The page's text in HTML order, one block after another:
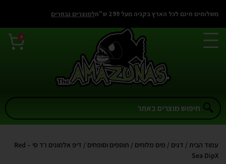
משלוחים חינם לכל הארץ בקניה מעל 299 ש"ח למוצרים נבחרים
0
עמוד הבית / דגים / מים מלוחים / תוספים וסופחים
/ דיפ אלמוגים רד סי – Red
Sea DipX